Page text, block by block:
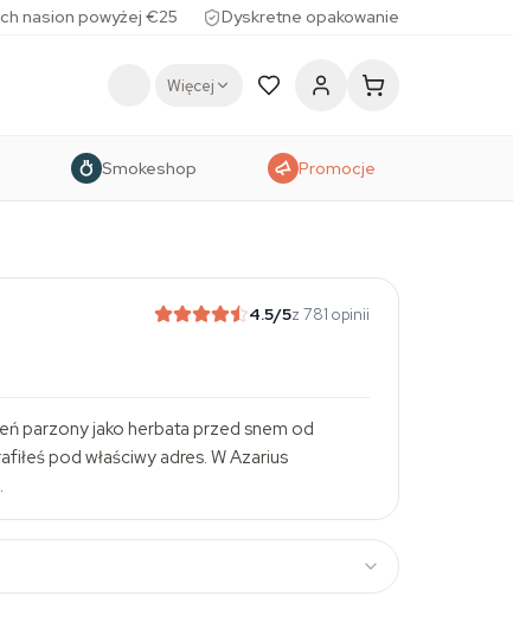
nasion powyżej €25 Dyskretne opakowanie
Więcej
Smokeshop Promocje
4.5/5z 781 opinii
parzony jako herbata przed snem od
pod właściwy adres. W Azarius